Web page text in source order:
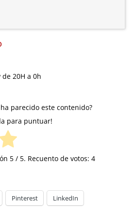
20H a 0h
parecido este contenido?
para puntuar!
5 / 5. Recuento de votos: 4
Pinterest LinkedIn